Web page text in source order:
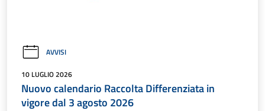
AVVISI
10 LUGLIO 2026
Nuovo calendario Raccolta Differenziata in
vigore dal 3 agosto 2026